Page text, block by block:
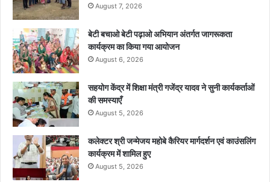
August 7, 2026
बेटी बचाओ बेटी पढ़ाओ अभियान अंतर्गत जागरूकता
कार्यक्रम का किया गया आयोजन
August 6, 2026
सहयोग केंद्र में शिक्षा मंत्री गजेंद्र यादव ने सुनी कार्यकर्ताओं
की समस्याएँ
August 5, 2026
कलेक्टर श्री जन्मेजय महोबे कैरियर मार्गदर्शन एवं काउंसलिंग
कार्यक्रम में शामिल हुए
August 5, 2026